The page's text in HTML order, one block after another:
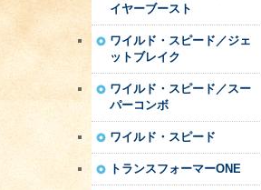
イヤーブースト
ワイルド・スピード／ジェ
ットブレイク
ワイルド・スピード／スー
パーコンボ
ワイルド・スピード
トランスフォーマーONE